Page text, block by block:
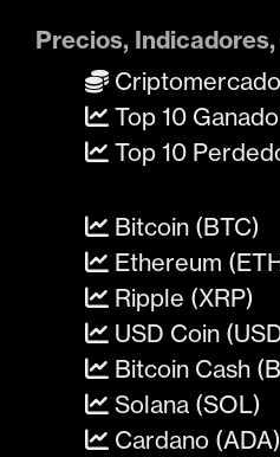
Precios,
Top 10
Top 10
Bitcoin (BTC)
Ethereum
Ripple (XRP)
USD Coin
Bitcoin Cash
Solana (SOL)
Cardano (ADA)